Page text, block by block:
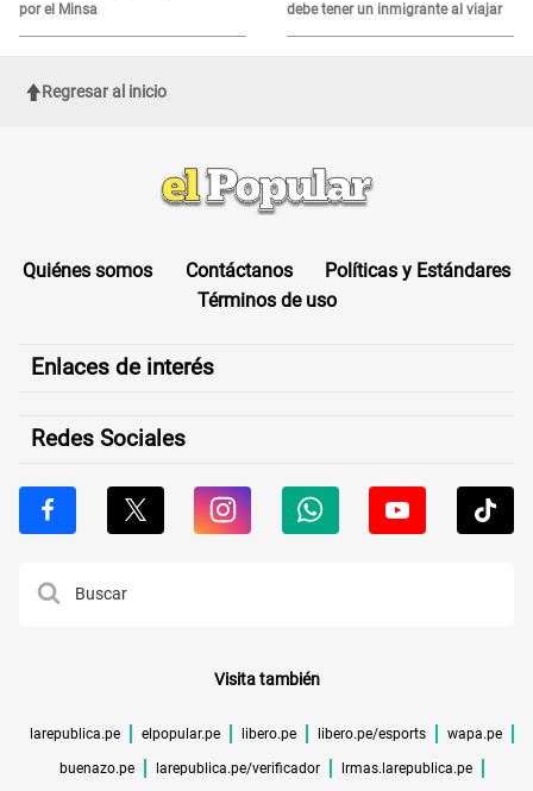
por el Minsa
debe tener un inmigrante al viajar
Regresar al inicio
Quiénes somos Contáctanos
Políticas y Estándares
Términos de uso
Enlaces de interés
Redes Sociales
Visita también
larepublica.pe elpopular.pe libero.pe libero.pe/esports wapa.pe
buenazo.pe larepublica.pe/verificador lrmas.larepublica.pe